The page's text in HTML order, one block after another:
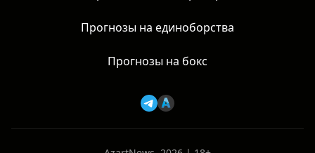
Прогнозы на единоборства
Прогнозы на бокс